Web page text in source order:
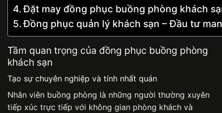
Đặt may đồng phục buồng phòng khách
Đồng phục quản lý khách sạn – Đầu tư
Tầm quan trọng của đồng phục buồng phòng
khách sạn
Tạo sự chuyên nghiệp và tính nhất quán
Nhân viên buồng phòng là những người thường xuyên
tiếp xúc trực tiếp với không gian phòng khách và